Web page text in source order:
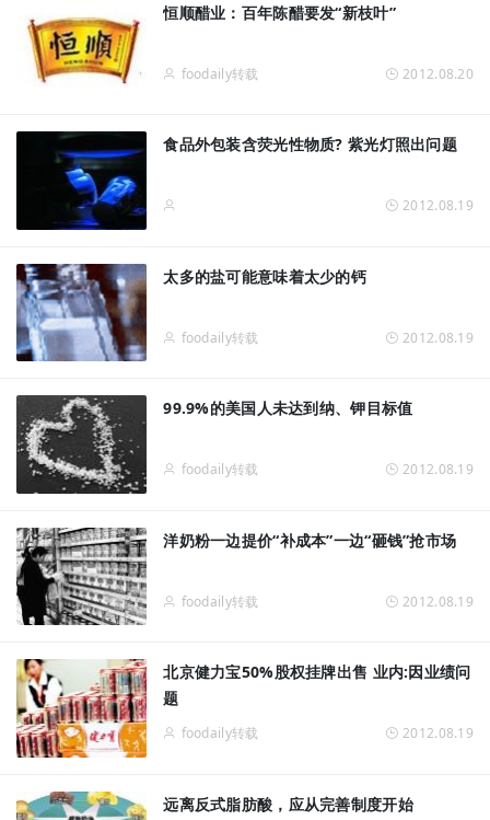
恒顺醋业：百年陈醋要发“新枝叶”
foodaily转载 2012.08.20
食品外包装含荧光性物质? 紫光灯照出问题
2012.08.19
太多的盐可能意味着太少的钙
foodaily转载 2012.08.19
99.9%的美国人未达到纳、钾目标值
foodaily转载 2012.08.19
洋奶粉一边提价“补成本”一边“砸钱”抢市场
foodaily转载 2012.08.19
北京健力宝50%股权挂牌出售 业内:因业绩问
题
foodaily转载 2012.08.19
远离反式脂肪酸，应从完善制度开始